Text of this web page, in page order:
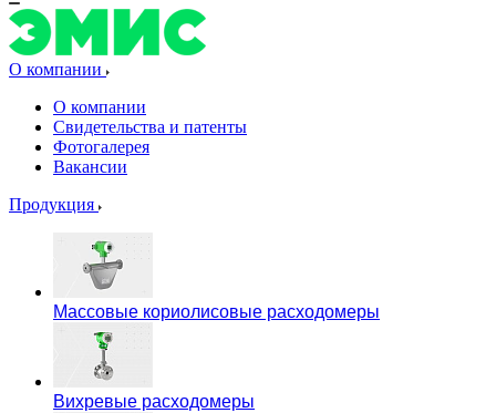
О компании
О компании
Свидетельства и патенты
Фотогалерея
Вакансии
Продукция
Массовые кориолисовые расходомеры
Вихревые расходомеры